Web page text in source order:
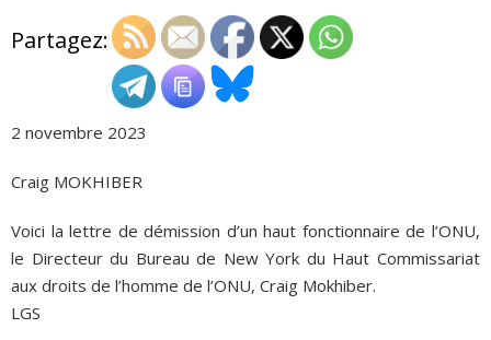
ADHÉSIONS, DONS, CONTACT
Partagez:
2 novembre 2023
Craig MOKHIBER
Voici la lettre de démission d’un haut fonctionnaire de l’ONU,
le Directeur du Bureau de New York du Haut Commissariat
aux droits de l’homme de l’ONU, Craig Mokhiber.
LGS